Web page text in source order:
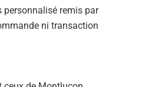
personnalisé remis par
ni transaction